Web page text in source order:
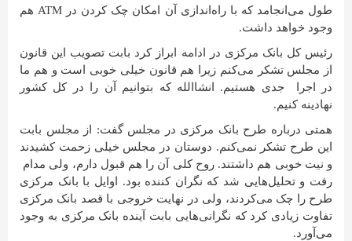
طول می‌انجامد که با راه‌اندازی آن امکان چک کردن در ATM هم
وجود خواهد داشت.
رئیس کل بانک مرکزی در ادامه ابراز کرد بابت تصویب این قانون
از مجلس تشکر می‌کنم زیرا هم قانون خیلی خوبی است و هم ما
در اجرا جدی هستیم. انشاالله که بتوانیم آن را در کل کشور
نهادینه کنیم.
همتی درباره طرح بانک مرکزی در مجلس گفت: از مجلس بابت
این طرح تشکر نمی‌کنم. دوستان در مجلس خیلی زحمت کشیدند
و نیت خوبی هم داشتند. روح کلی آن را هم قبول دارم، ولی مدام
رفت و تحلیل‌هایی شد که نگران کننده بود. اوایل با بانک مرکزی
طرح را چک می‌کردند، ولی در نهایت خروجی با قصد بانک مرکزی
تفاوت زیادی کرد که نگرانی‌هایی بابت آینده بانک مرکزی به وجود
می‌آورد.